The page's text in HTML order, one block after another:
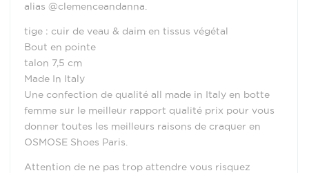
alias @clemenceandanna.
tige : cuir de veau & daim en tissus végétal
Bout en pointe
talon 7,5 cm
Made In Italy
Une confection de qualité all made in Italy en botte
femme sur le meilleur rapport qualité prix pour vous
donner toutes les meilleurs raisons de craquer en
OSMOSE Shoes Paris.
Attention de ne pas trop attendre vous risquez